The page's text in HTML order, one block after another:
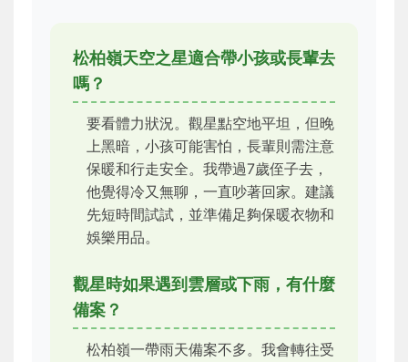
松柏嶺天空之星適合帶小孩或長輩去
嗎？
要看體力狀況。觀星點空地平坦，但晚
上黑暗，小孩可能害怕，長輩則需注意
保暖和行走安全。我帶過7歲侄子去，
他覺得冷又無聊，一直吵著回家。建議
先短時間試試，並準備足夠保暖衣物和
娛樂用品。
觀星時如果遇到雲層或下雨，有什麼
備案？
松柏嶺一帶雨天備案不多。我會轉往受